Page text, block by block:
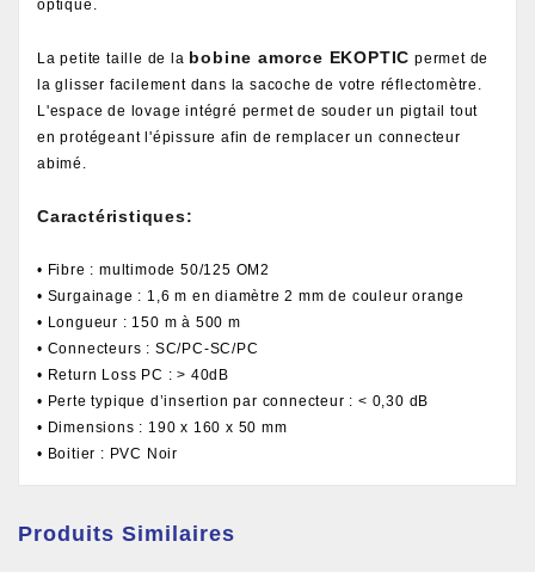
optique.
La petite taille de la bobine amorce EKOPTIC permet de
la glisser facilement dans la sacoche de votre réflectomètre.
L'espace de lovage intégré permet de souder un pigtail tout
en protégeant l'épissure afin de remplacer un connecteur
abimé.
Caractéristiques:
• Fibre : multimode 50/125 OM2
• Surgainage : 1,6 m en diamètre 2 mm de couleur orange
• Longueur : 150 m à 500 m
• Connecteurs : SC/PC-SC/PC
• Return Loss PC : > 40dB
• Perte typique d’insertion par connecteur : < 0,30 dB
• Dimensions : 190 x 160 x 50 mm
• Boitier : PVC Noir
Produits Similaires